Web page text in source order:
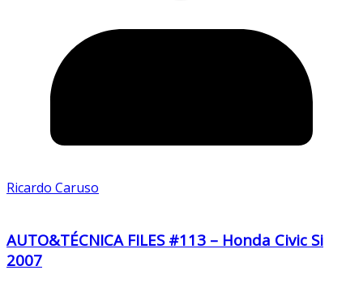
Ricardo Caruso
AUTO&TÉCNICA FILES #113 – Honda Civic Si
2007